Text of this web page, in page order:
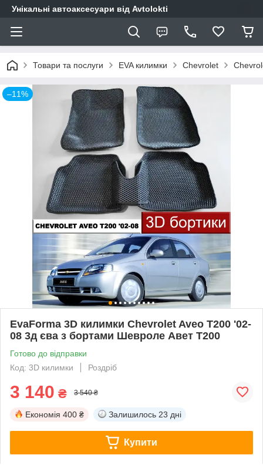
Унікальні автоаксесуари від Avtolokti
Товари та послуги EVA килимки Chevrolet
–11%
EvaForma 3D килимки Chevrolet Aveo Т200 '02-
08 3д єва з бортами Шевроле Авет Т200
Готово до відправки
Код: 3D килимки
Роздріб
3 140 ₴ 3 540 ₴
Економія 400 ₴ Залишилось 23 дні
Купити